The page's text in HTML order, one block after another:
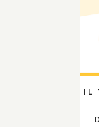
IL